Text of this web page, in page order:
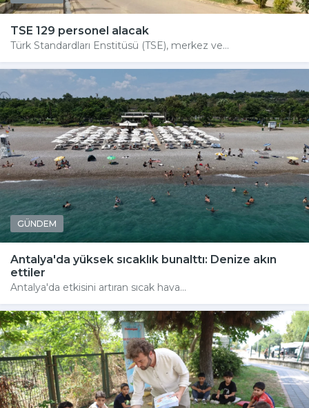
TSE 129 personel alacak
Türk Standardları Enstitüsü (TSE), merkez ve...
GÜNDEM
Antalya'da yüksek sıcaklık bunalttı: Denize akın
ettiler
Antalya'da etkisini artıran sıcak hava...